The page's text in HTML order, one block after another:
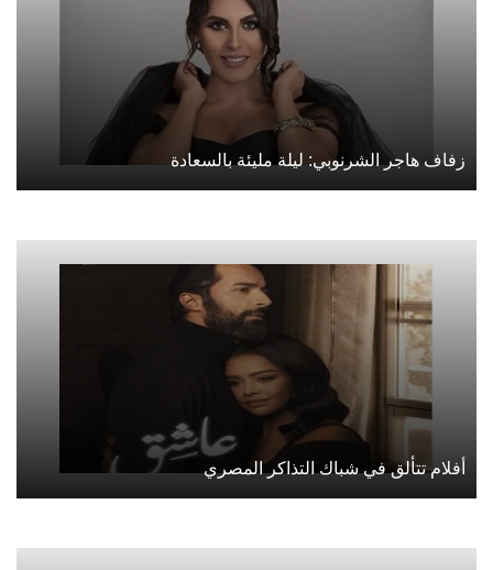
زفاف هاجر الشرنوبي: ليلة مليئة بالسعادة
أفلام تتألق في شباك التذاكر المصري